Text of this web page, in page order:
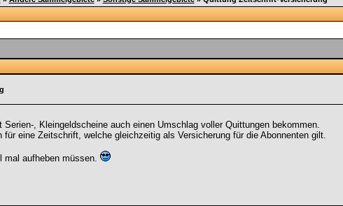
Serien-, Kleingeldscheine auch einen Umschlag voller Quittungen bekommen.
für eine Zeitschrift, welche gleichzeitig als Versicherung für die Abonnenten gilt.
mal aufheben müssen.